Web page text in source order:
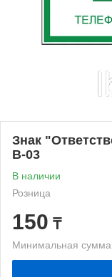
Знак
B-03
В наличии
Розница
150 ₸
Минимальная сумма